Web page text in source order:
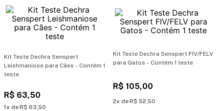
Kit Teste Dechra Senspert
Leishmaniose para Cães - Contém 1
teste
R$ 63,50
1 R$ 63,50
Kit Teste Dechra Senspert FIV/FELV
para Gatos - Contém 1 teste
R$ 105,00
2 R$ 52,50